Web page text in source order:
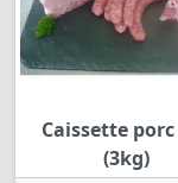
Caissette porc
(3kg)